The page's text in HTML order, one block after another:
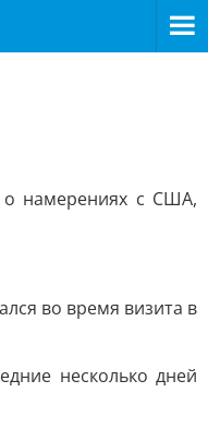
о намерениях с США,
во время визита в
несколько дней